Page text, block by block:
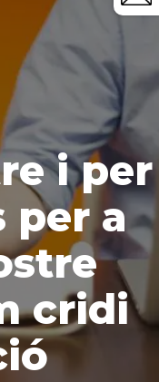
i per
per a
cridi